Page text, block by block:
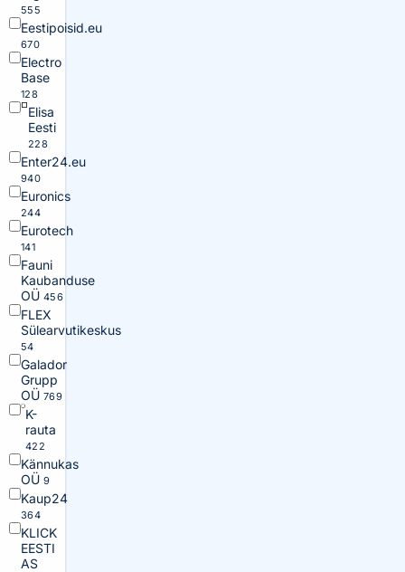
555
Eestipoisid.eu
670
Electro
Base
128
Elisa
Eesti
228
Enter24.eu
940
Euronics
244
Eurotech
141
Fauni
Kaubanduse
OÜ 456
FLEX
Sülearvutikeskus
54
Galador
Grupp
OÜ 769
K-
rauta
422
Kännukas
OÜ 9
Kaup24
364
KLICK
EESTI
AS